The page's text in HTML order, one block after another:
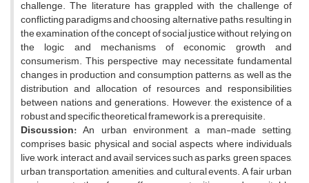
challenge. The literature has grappled with the challenge of
conflicting paradigms and choosing alternative paths, resulting in
the examination of the concept of social justice without relying on
the logic and mechanisms of economic growth and
consumerism. This perspective may necessitate fundamental
changes in production and consumption patterns, as well as the
distribution and allocation of resources and responsibilities
between nations and generations. However, the existence of a
robust and specific theoretical framework is a prerequisite.
Discussion: An urban environment, a man-made setting,
comprises basic physical and social aspects where individuals
live, work, interact, and avail services such as parks, green spaces,
urban transportation, amenities, and cultural events. A fair urban